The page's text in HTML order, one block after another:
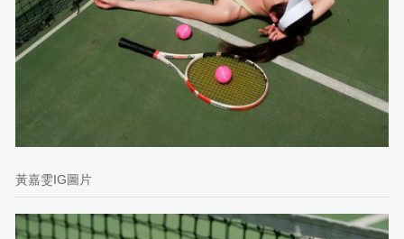
黃嘉雯IG圖片